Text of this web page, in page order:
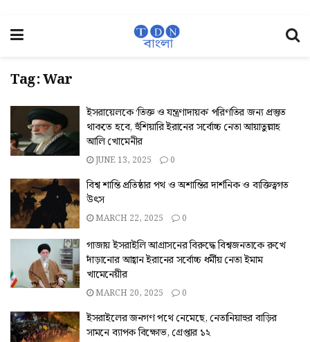
Tag:War
ইসরায়েলকে ‘তিক্ত ও যন্ত্রণাদায়ক’ পরিণতির জন্য প্রস্তুত
থাকতে হবে, হুঁশিয়ারি ইরানের সর্বোচ্চ নেতা আয়াতুল্লাহ
আলি খোমেনীর
JUNE 13, 2025 0
বিশ্ব শান্তি প্রতিষ্ঠার পথ ও অশান্তির দার্শনিক ও ব্যক্তিত্বগত
উৎস
MARCH 22, 2025 0
গাজায় ইসরাইলি আগ্রাসনের বিরুদ্ধে বিশ্বজনতাকে রুখে
দাঁড়ানোর আহ্বান ইরানের সর্বোচ্চ ধর্মীয় নেতা ইমাম
খামেনেয়ীর
MARCH 20, 2025 0
ইসরাইলের জনগণ পথে নেমেছে, নেতানিয়াহুর বাড়ির
সামনে ব্যাপক বিক্ষোভ, গ্রেপ্তার ১২